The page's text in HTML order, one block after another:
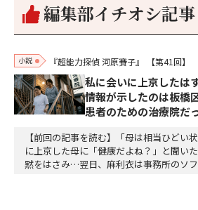
編集部イチオシ記事
小説 『超能力探偵 河原賽子』 【第41回】
私に会いに上京したは
情報が示したのは板橋
患者のための治療院だ
【前回の記事を読む】「母は相当ひどい
に上京した母に「健康だよね？」と聞い
黙をはさみ…翌日、麻利衣は事務所のソ